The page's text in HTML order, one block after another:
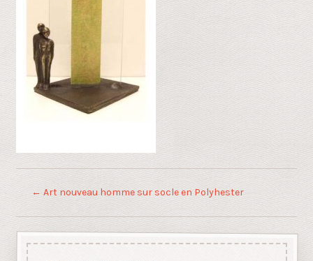
← Art nouveau homme sur socle en Polyhester